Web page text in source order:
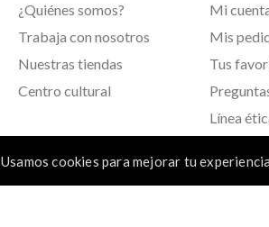
Usamos cookies para mejorar tu
¿Quiénes somos?
Trabaja con nosotros
Nuestras tiendas
Centro cultural
Mi
Mis
Tus
Línea